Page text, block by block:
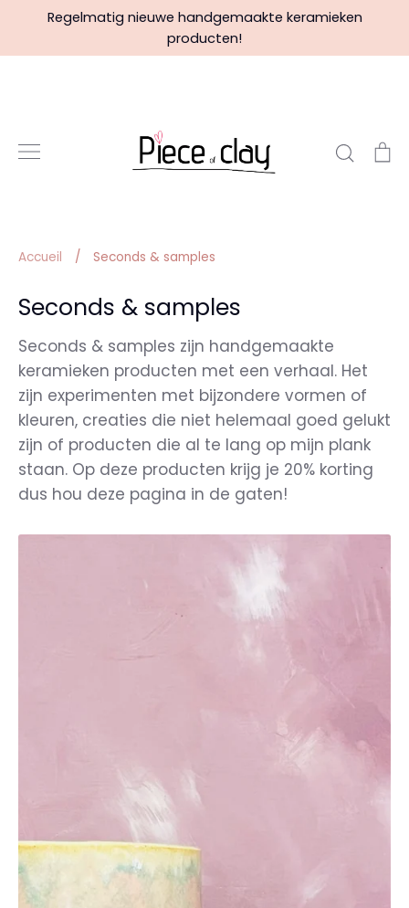
Passer
contenu
Regelmatig nieuwe handgemaakte keramieken
producten!
Accueil / Seconds & samples
Seconds & samples
Seconds & samples zijn handgemaakte
keramieken producten met een verhaal. Het
zijn experimenten met bijzondere vormen of
kleuren, creaties die niet helemaal goed gelukt
zijn of producten die al te lang op mijn plank
staan. Op deze producten krijg je 20% korting
dus hou deze pagina in de gaten!